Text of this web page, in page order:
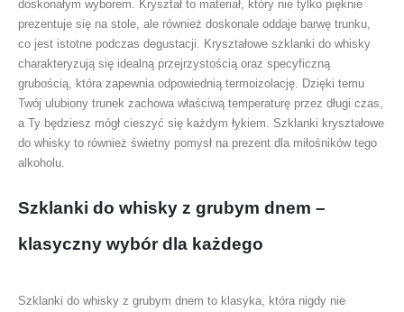
doskonałym wyborem. Kryształ to materiał, który nie tylko pięknie
prezentuje się na stole, ale również doskonale oddaje barwę trunku,
co jest istotne podczas degustacji. Kryształowe szklanki do whisky
charakteryzują się idealną przejrzystością oraz specyficzną
grubością, która zapewnia odpowiednią termoizolację. Dzięki temu
Twój ulubiony trunek zachowa właściwą temperaturę przez długi czas,
a Ty będziesz mógł cieszyć się każdym łykiem. Szklanki kryształowe
do whisky to również świetny pomysł na prezent dla miłośników tego
alkoholu.
Szklanki do whisky z grubym dnem –
klasyczny wybór dla każdego
Szklanki do whisky z grubym dnem to klasyka, która nigdy nie